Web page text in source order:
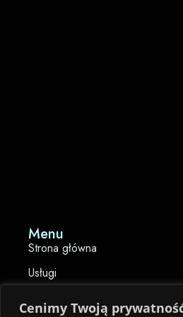
Cenimy Twoją
Menu
Strona główna
Usługi